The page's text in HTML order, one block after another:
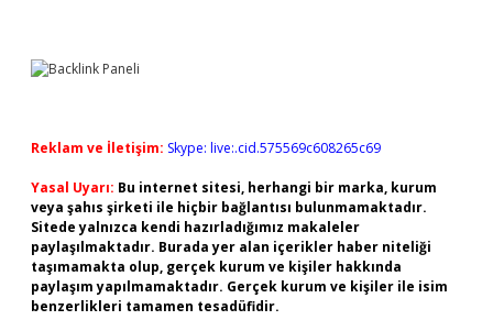
Reklam ve İletişim: Skype: live:.cid.575569c608265c69
Yasal Uyarı: Bu internet sitesi, herhangi bir marka, kurum
veya şahıs şirketi ile hiçbir bağlantısı bulunmamaktadır.
Sitede yalnızca kendi hazırladığımız makaleler
paylaşılmaktadır. Burada yer alan içerikler haber niteliği
taşımamakta olup, gerçek kurum ve kişiler hakkında
paylaşım yapılmamaktadır. Gerçek kurum ve kişiler ile isim
benzerlikleri tamamen tesadüfidir.